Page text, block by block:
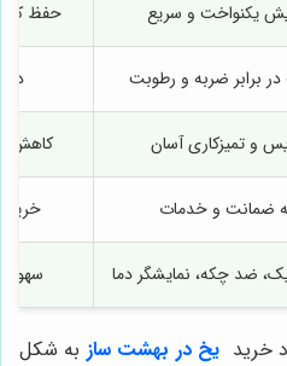
یکنواخت و سریع حفظ
برابر ضربه و رطوبت
و تمیزکاری آسان کاهش
ضمانت و خدمات
ضد چکه، نمایشگر دما
خرید یخ در بهشت ساز به شکل